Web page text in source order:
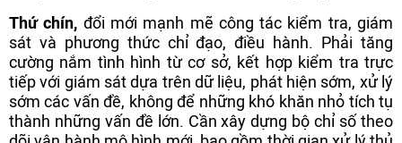
Thứ chín, đổi mới mạnh mẽ công tác kiểm tra, giám
sát và phương thức chỉ đạo, điều hành. Phải tăng
cường nắm tình hình từ cơ sở, kết hợp kiểm tra trực
tiếp với giám sát dựa trên dữ liệu, phát hiện sớm, xử lý
sớm các vấn đề, không để những khó khăn nhỏ tích tụ
thành những vấn đề lớn. Cần xây dựng bộ chỉ số theo